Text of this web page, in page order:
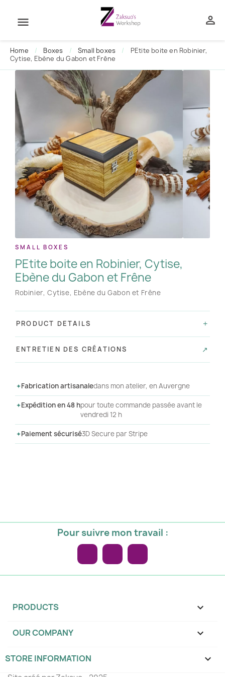
 
Home Boxes Small boxes
PEtite boite en Robinier,
Cytise, Ebène du Gabon et Frêne
SMALL BOXES
PEtite boite en Robinier, Cytise,
Ebène du Gabon et Frêne
Robinier, Cytise, Ebène du Gabon et Frêne
PRODUCT DETAILS
ENTRETIEN DES CRÉATIONS
Fabrication artisanaledans mon atelier, en Auvergne
Expédition en 48 hpour toute commande passée avant le
vendredi 12 h
Paiement sécurisé3D Secure par Stripe
Pour suivre mon travail :
FacebookPinterest
PRODUCTS 
OUR COMPANY 
STORE INFORMATION keyboard_arrow_down